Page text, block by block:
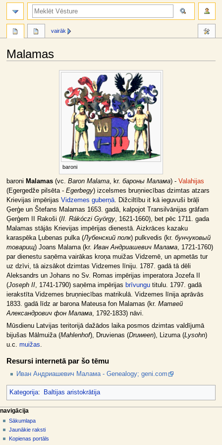
Malamas
baroni
baroni Malamas(vc. Baron Malama, kr. бароны Малама) - Valahijas
(Egergedže pilsēta - Egerbegy) izcelsmes bruņniecības dzimtas atzars
Krievijas impērijas Vidzemes guberņā. Dižciltību it kā ieguvuši brāļi
Ģerģe un Štefans Malamas 1653. gadā, kalpojot Transilvānijas grāfam
Ģerģem II Rakoši (II. Rákóczi György, 1621-1660), bet pēc 1711. gada
Malamas stājās Krievijas impērijas dienestā. Aizkrāces kazaku
karaspēka Ļubenas pulka (Лубенский полк) pulkvedis (kr. бунчуковый
товарищ) Joans Malama (kr. Иван Андриашевич Малама, 1721-1760)
par dienestu saņēma vairākas kroņa muižas Vidzemē, un apmetās tur
uz dzīvi, tā aizsākot dzimtas Vidzemes līniju. 1787. gadā tā dēli
Aleksandrs un Johans no Sv. Romas impērijas imperatora Jozefa II
(Joseph II, 1741-1790) saņēma impērijas brīvungutitulu. 1797. gadā
ierakstīta Vidzemes bruņniecības matrikulā. Vidzemes līnija aprāvās
1833. gadā līdz ar barona Mateusa fon Malamas (kr. Матвей
Александрович фон Малама, 1792-1833) nāvi.
Mūsdienu Latvijas teritorijā dažādos laika posmos dzimtas valdījumā
bijušas Mālmuiža (Mahlenhof), Druvienas (Druween), Lizuma (Lysohn)
u.c. muižas.
Resursi internetā par šo tēmu
Иван Андриашевич Малама - Genealogy; geni.com
Kategorija: Baltijas aristokrātija
N
a
v
lapas darbības
raksts
diskusija
skatīt
vairāk
dalībnieka rīki
pieslēgties
navigācija
Sākumlapa
Jaunākie raksti
Kopienas portāls
meklēt